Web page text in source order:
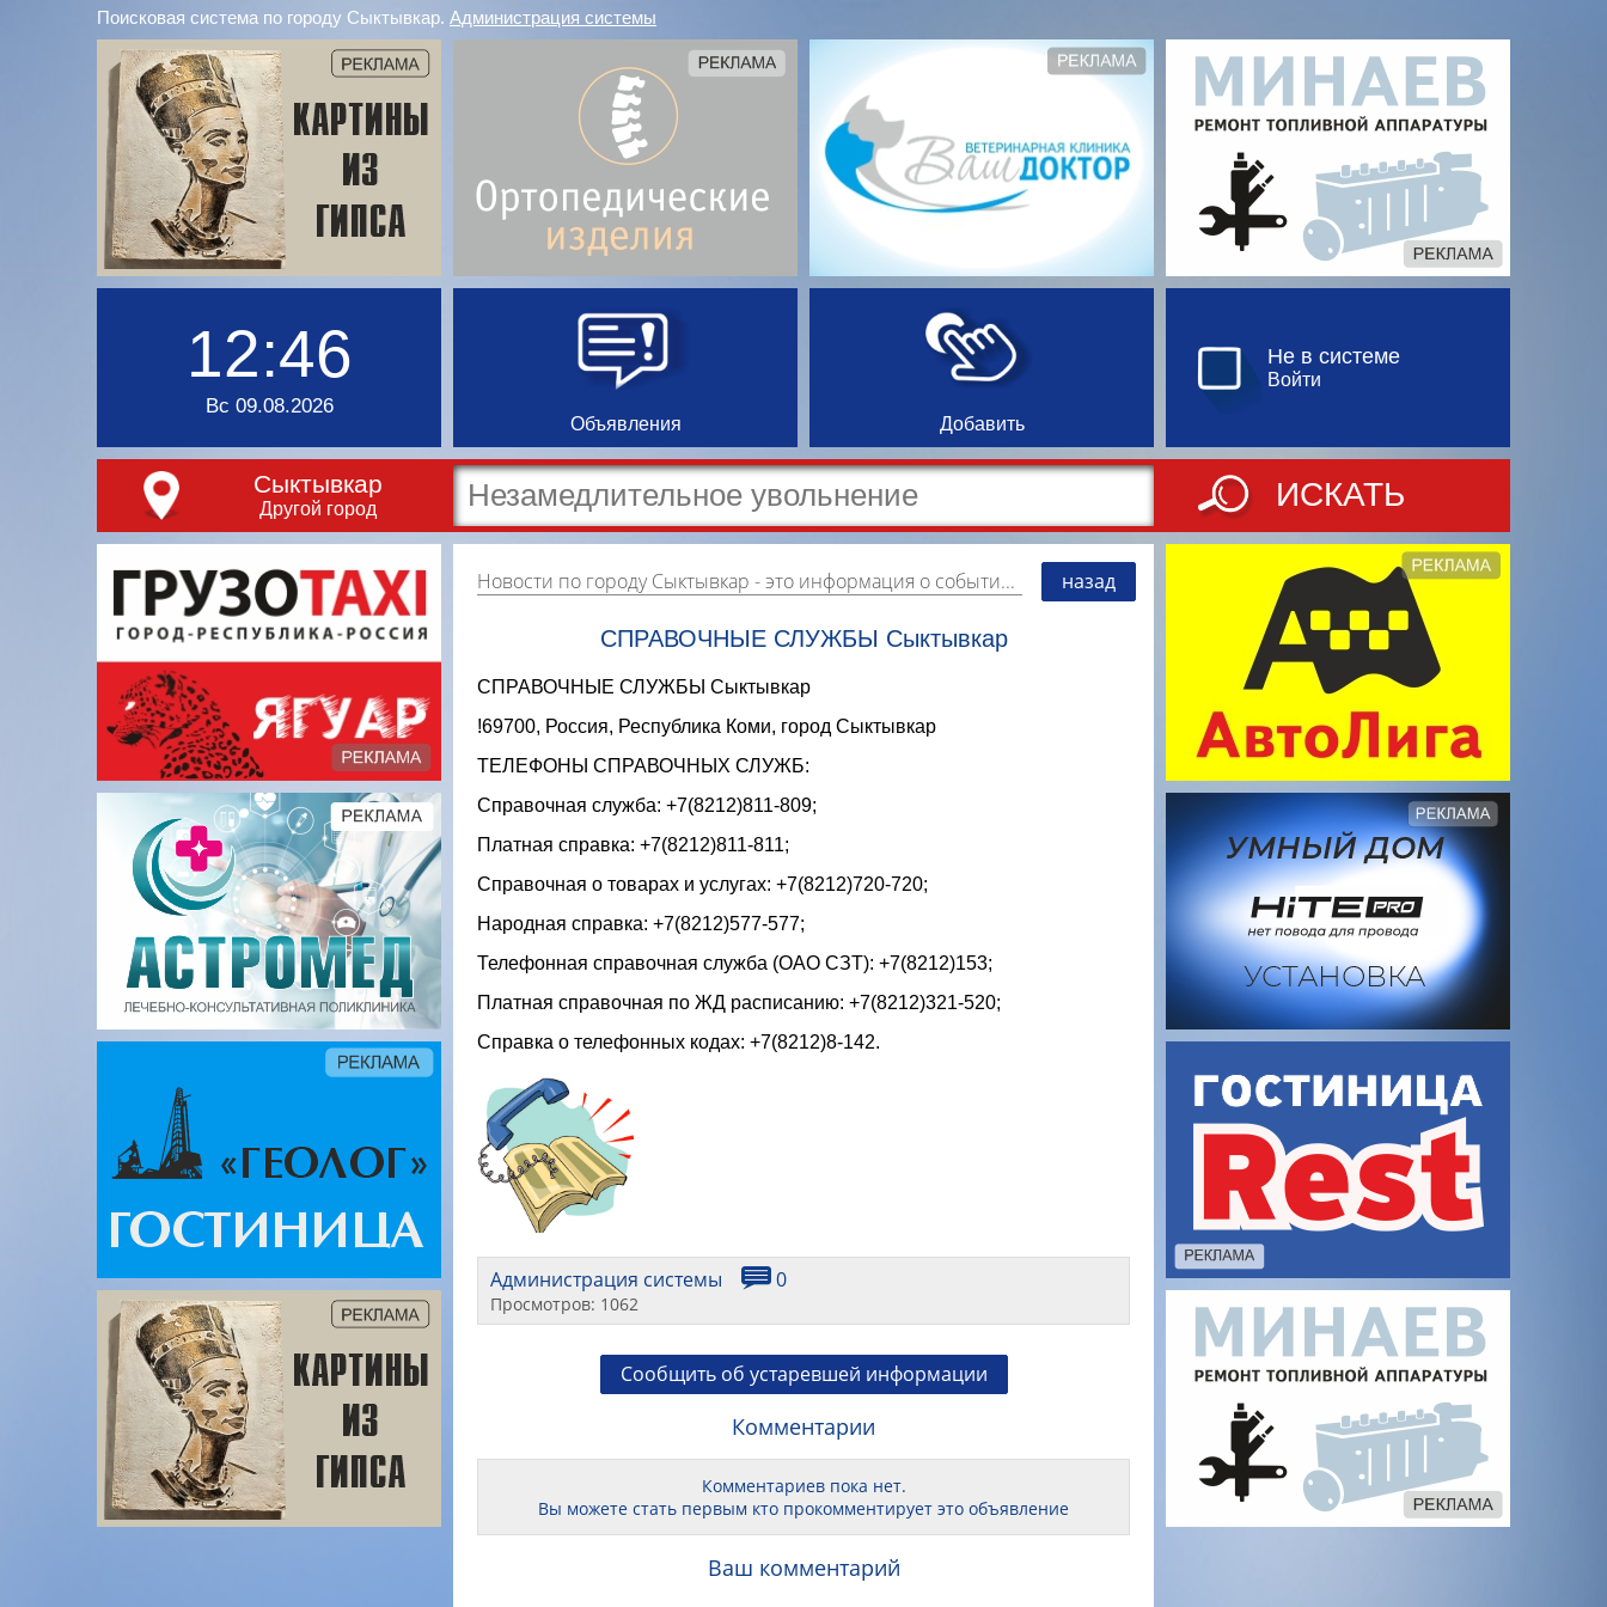
Поисковая система по городу Сыктывкар. Администрация системы
12:46
Вс 09.08.2026
Объявления Добавить
Не в системе
Войти
Сыктывкар
Другой город ИСКАТЬ
Новости по городу Сыктывкар - это информация о событиях, мероприятиях и торгово-коммерческой деятельности города. Страницу наполняют платные и бесплатные объявления, имеющие функцию "поднятия вверх списка". назад
СПРАВОЧНЫЕ СЛУЖБЫ Сыктывкар
СПРАВОЧНЫЕ СЛУЖБЫ Сыктывкар
!69700, Россия, Республика Коми, город Сыктывкар
ТЕЛЕФОНЫ СПРАВОЧНЫХ СЛУЖБ:
Справочная служба: +7(8212)811-809;
Платная справка: +7(8212)811-811;
Справочная о товарах и услугах: +7(8212)720-720;
Народная справка: +7(8212)577-577;
Телефонная справочная служба (ОАО СЗТ): +7(8212)153;
Платная справочная по ЖД расписанию: +7(8212)321-520;
Справка о телефонных кодах: +7(8212)8-142.
Администрация системы 0
Просмотров: 1062
Сообщить об устаревшей информации
Комментарии
Комментариев пока нет.
Вы можете стать первым кто прокомментирует это объявление
Ваш комментарий